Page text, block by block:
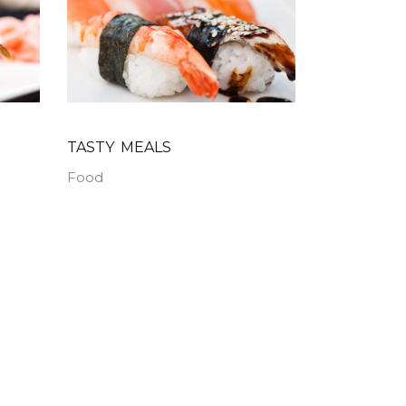
TASTY MEALS
Food